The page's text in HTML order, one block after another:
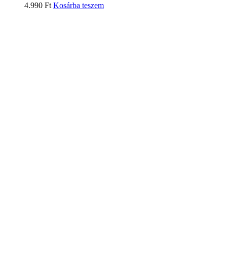
4.990 Ft Kosárba teszem